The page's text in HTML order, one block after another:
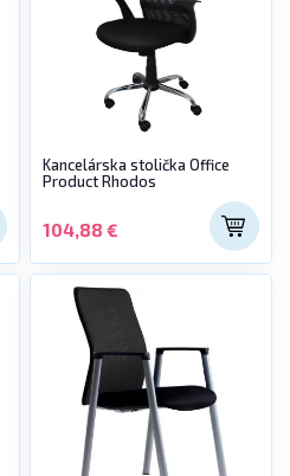
Kancelárska stolička Office
Product Rhodos
104,88 €